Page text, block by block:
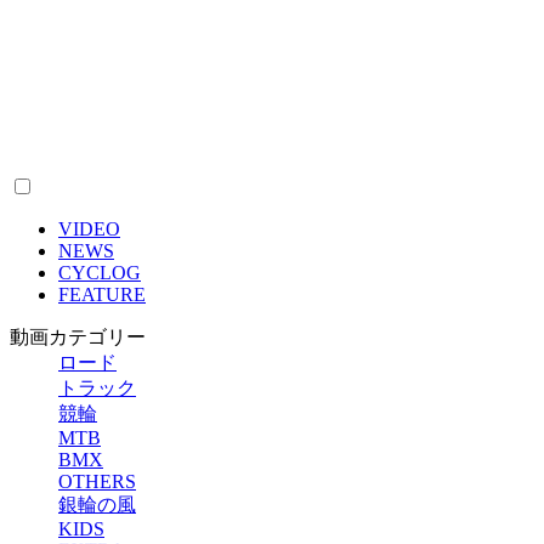
VIDEO
NEWS
CYCLOG
FEATURE
動画カテゴリー
ロード
トラック
競輪
MTB
BMX
OTHERS
銀輪の風
KIDS